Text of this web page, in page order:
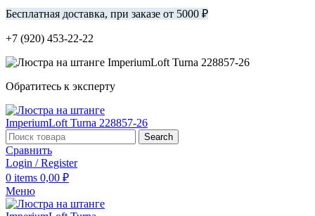
Бесплатная доставка, при заказе от 5000 ₽
+7 (920) 453-22-22
Обратитесь к эксперту
Search
Сравнить
Login / Register
0 items 0,00 ₽
Меню